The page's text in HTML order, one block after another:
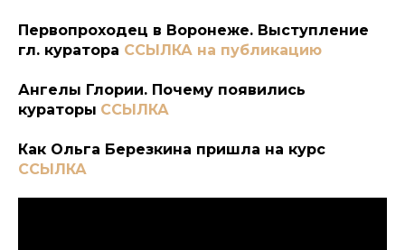
Первопроходец в Воронеже. Выступление
гл. куратора ССЫЛКА на публикацию
Ангелы Глории. Почему появились
кураторы ССЫЛКА
Как Ольга Березкина пришла на курс
ССЫЛКА